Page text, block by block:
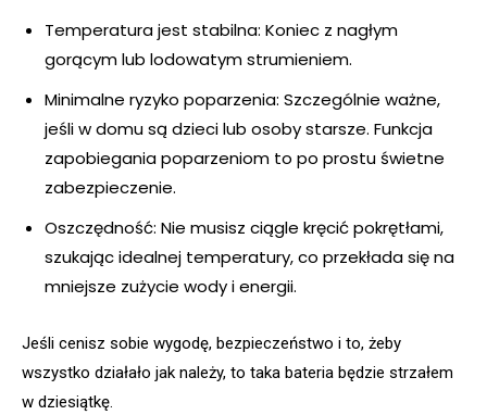
Temperatura jest stabilna: Koniec z nagłym
gorącym lub lodowatym strumieniem.
Minimalne ryzyko poparzenia: Szczególnie ważne,
jeśli w domu są dzieci lub osoby starsze. Funkcja
zapobiegania poparzeniom to po prostu świetne
zabezpieczenie.
Oszczędność: Nie musisz ciągle kręcić pokrętłami,
szukając idealnej temperatury, co przekłada się na
mniejsze zużycie wody i energii.
Jeśli cenisz sobie wygodę, bezpieczeństwo i to, żeby
wszystko działało jak należy, to taka bateria będzie strzałem
w dziesiątkę.